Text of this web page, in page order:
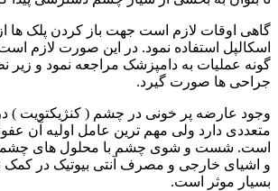
گاهی اوقات لازم است جهت باز کردن پلک ها
اسکالپل استفاده نمود. در این صورت لازم
گونه عملیات به دامپزشک مراجعه نمود و زیر
جراحی ها صورت گیرد.
وجود عارضه پر خونی در چشم ( کنژیکتویت )
متعددی دارد ولی مهم ترین عامل اولیه آن
است. شست و شوی چشم با محلول های
و اشیای خارجی و مصرف آنتی بیوتیک در کمک
بسیار موثر است.